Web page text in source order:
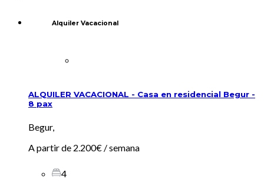
Alquiler Vacacional
ALQUILER VACACIONAL - Casa en residencial Begur -
8 pax
Begur,
A partir de 2.200€ / semana
4